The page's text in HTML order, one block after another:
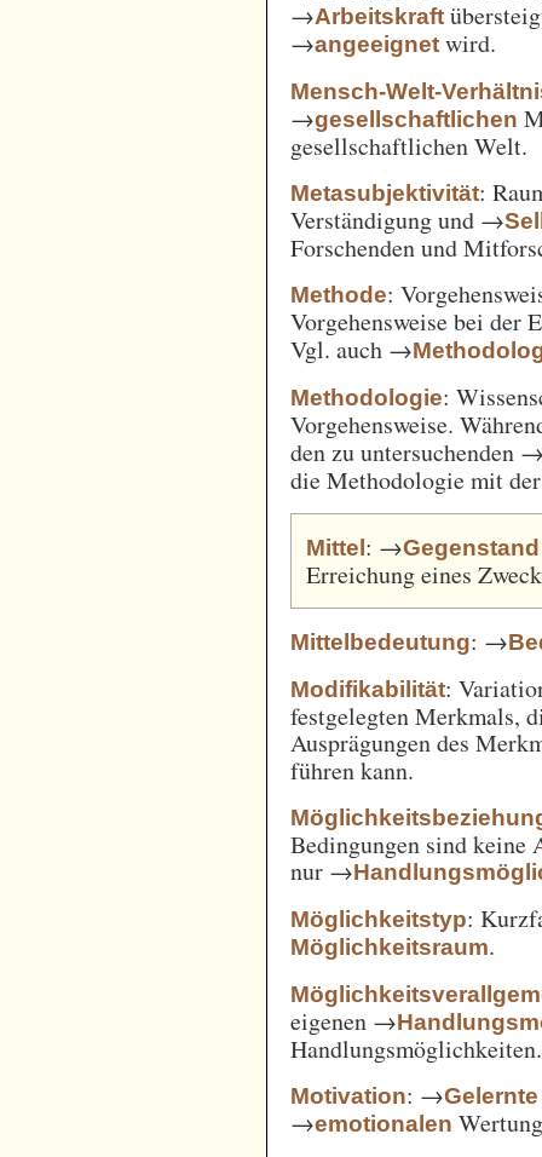
→Arbeitskraft
→angeeignet wird.
Mensch-Welt-
→gesellschaftlichen
gesellschaftlichen Welt.
Metasubjektivität:
Verständigung und →
Forschenden und
Methode:
Vorgehensweise bei der
Vgl. auch →
Methodologie:
Vorgehensweise.
den zu untersuchenden
die Methodologie mit
Mittel: →Gegenstand
Erreichung eines
Mittelbedeutung: →
Modifikabilität:
festgelegten Merkmals,
Ausprägungen des
führen kann.
Bedingungen sind keine
nur →
Möglichkeitstyp:
Möglichkeitsraum.
eigenen →
Handlungsmöglichkeiten.
Motivation: →Gelernte
→emotionalen